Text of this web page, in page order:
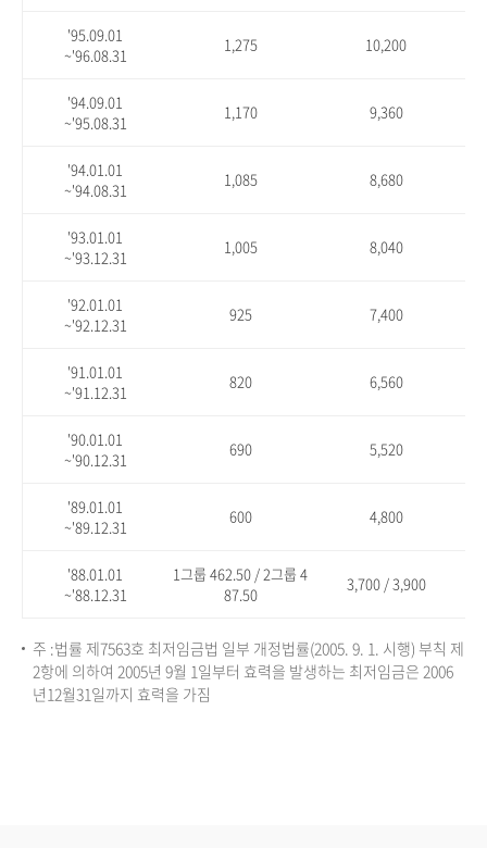
'95.09.01
~'96.08.31
1,275 10,200
'94.09.01
~'95.08.31
1,170 9,360
'94.01.01
~'94.08.31
1,085 8,680
'93.01.01
~'93.12.31
1,005 8,040
'92.01.01
~'92.12.31
925 7,400
'91.01.01
~'91.12.31
820 6,560
'90.01.01
~'90.12.31
690 5,520
'89.01.01
~'89.12.31
600 4,800
'88.01.01
~'88.12.31
1그룹 462.50 / 2그룹 4
87.50
3,700 / 3,900
주 :법률 제7563호 최저임금법 일부 개정법률(2005. 9. 1. 시행) 부칙 제
2항에 의하여 2005년 9월 1일부터 효력을 발생하는 최저임금은 2006
년12월31일까지 효력을 가짐